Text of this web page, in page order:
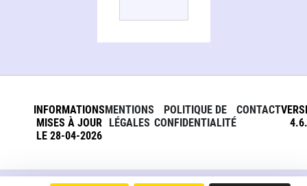
INFORMATIONS
MISES À JOUR
LE 28-04-2026
MENTIONS
LÉGALES
POLITIQUE DE
CONFIDENTIALITÉ
CONTACT